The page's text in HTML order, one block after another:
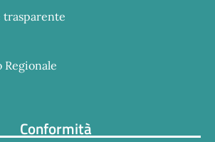
Conformità